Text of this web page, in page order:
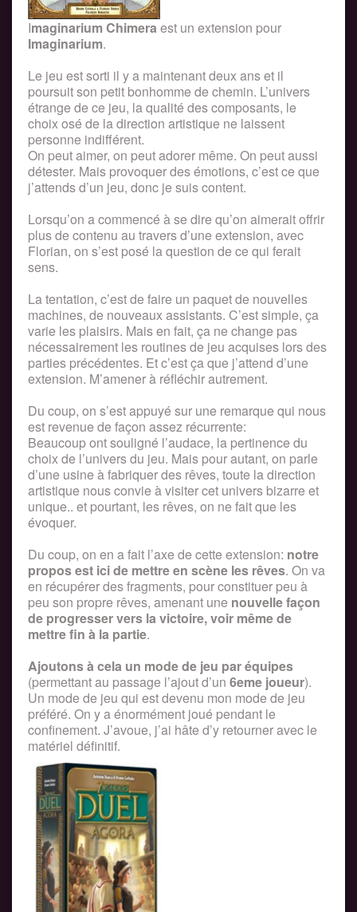
Imaginarium Chimera est un extension pour
Imaginarium.
Le jeu est sorti il y a maintenant deux ans et il
poursuit son petit bonhomme de chemin. L’univers
étrange de ce jeu, la qualité des composants, le
choix osé de la direction artistique ne laissent
personne indifférent.
On peut aimer, on peut adorer même. On peut aussi
détester. Mais provoquer des émotions, c’est ce que
j’attends d’un jeu, donc je suis content.
Lorsqu’on a commencé à se dire qu’on aimerait offrir
plus de contenu au travers d’une extension, avec
Florian, on s’est posé la question de ce qui ferait
sens.
La tentation, c’est de faire un paquet de nouvelles
machines, de nouveaux assistants. C’est simple, ça
varie les plaisirs. Mais en fait, ça ne change pas
nécessairement les routines de jeu acquises lors des
parties précédentes. Et c’est ça que j’attend d’une
extension. M’amener à réfléchir autrement.
Du coup, on s’est appuyé sur une remarque qui nous
est revenue de façon assez récurrente:
Beaucoup ont souligné l’audace, la pertinence du
choix de l’univers du jeu. Mais pour autant, on parle
d’une usine à fabriquer des rêves, toute la direction
artistique nous convie à visiter cet univers bizarre et
unique.. et pourtant, les rêves, on ne fait que les
évoquer.
Du coup, on en a fait l’axe de cette extension: notre
propos est ici de mettre en scène les rêves. On va
en récupérer des fragments, pour constituer peu à
peu son propre rêves, amenant une nouvelle façon
de progresser vers la victoire, voir même de
mettre fin à la partie.
Ajoutons à cela un mode de jeu par équipes
(permettant au passage l’ajout d’un 6eme joueur).
Un mode de jeu qui est devenu mon mode de jeu
préféré. On y a énormément joué pendant le
confinement. J’avoue, j’ai hâte d’y retourner avec le
matériel définitif.